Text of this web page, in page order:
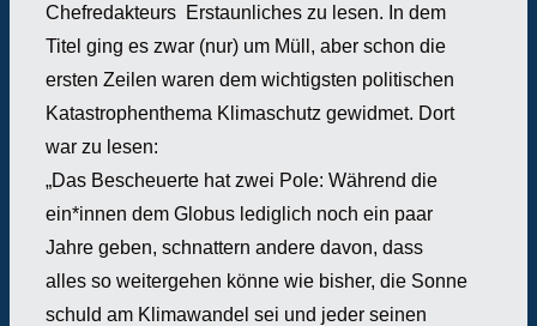
Chefredakteurs Erstaunliches zu lesen. In dem
Titel ging es zwar (nur) um Müll, aber schon die
ersten Zeilen waren dem wichtigsten politischen
Katastrophenthema Klimaschutz gewidmet. Dort
war zu lesen:
„Das Bescheuerte hat zwei Pole: Während die
ein*innen dem Globus lediglich noch ein paar
Jahre geben, schnattern andere davon, dass
alles so weitergehen könne wie bisher, die Sonne
schuld am Klimawandel sei und jeder seinen